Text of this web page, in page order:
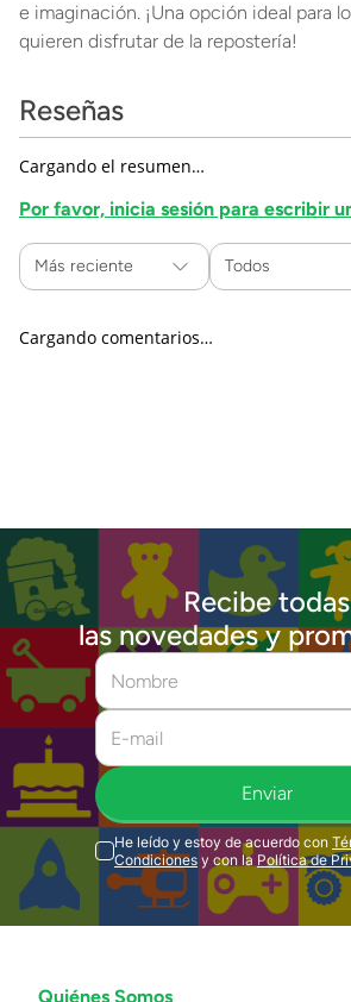
e imaginación. ¡Una opción ideal para
quieren disfrutar de la repostería!
Reseñas
Cargando el resumen…
Por favor, inicia sesión para escribir
Más reciente Todos
Cargando comentarios…
Recibe todas
las novedades y
Enviar
He leído y estoy de acuerdo con
Condiciones y con la Política de
Quiénes Somos